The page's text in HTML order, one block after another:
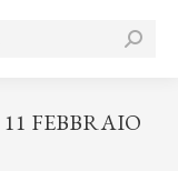
11 FEBBRAIO